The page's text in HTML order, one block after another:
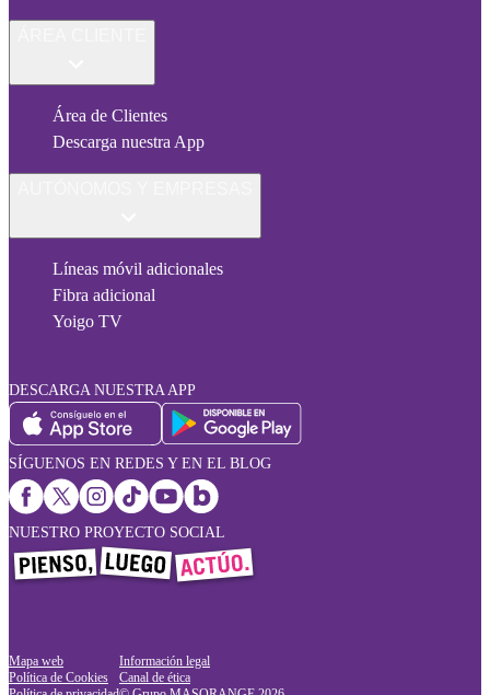
Área de Clientes
Descarga nuestra App
Líneas móvil adicionales
Fibra adicional
Yoigo TV
DESCARGA NUESTRA APP
SÍGUENOS EN REDES Y EN EL BLOG
NUESTRO PROYECTO SOCIAL
Mapa web
Política de Cookies
Información legal
Canal de ética